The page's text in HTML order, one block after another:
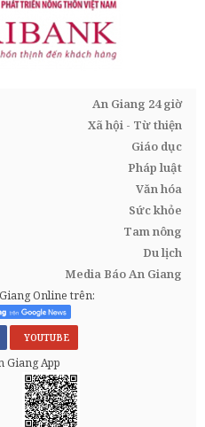
An Giang 24 giờ
Xã hội - Từ thiện
Giáo dục
Pháp luật
Văn hóa
Sức khỏe
Tam nông
Du lịch
Media Báo An Giang
Online trên:
YOUTUBE
Giang App